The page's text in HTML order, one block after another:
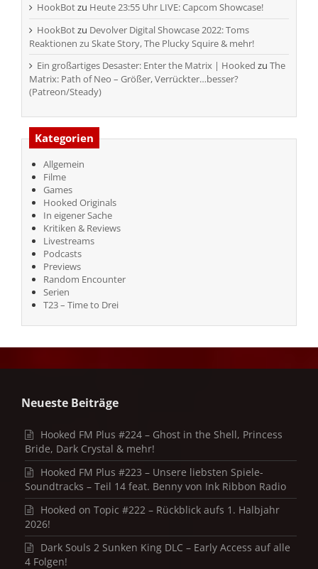
HookBotzu Heute 23:55 Uhr LIVE: Capcom Showcase!
HookBotzu Devolver Digital Showcase 2022: Toms
Reaktionen zu Skate Story, The Plucky Squire & mehr!
Ein großartiges Desaster: Enter the Matrix | Hooked zu The
Matrix: Path of Neo – Größer, Verrückter…besser?
(Patreon/Steady)
Kategorien
Allgemein
Filme
Games
Hooked Originals
In eigener Sache
Kritiken & Reviews
Livestreams
Podcasts
Previews
Random Encounter
Serien
T23 – Time to Drei
Neueste Beiträge
Hooked FM Plus #224 – Ghost in the Shell, Princess
Bride, Dark Crystal & mehr!
Hooked FM Plus #223 – Unsere liebsten Spiele-
Soundtracks – Teil 14 feat. Benny von Ink Ribbon Radio
Hooked on Topic #222 – Rückblick aufs 1. Halbjahr
2026!
Dark Souls 2 Sunken King DLC – Early Access auf alle
4 Folgen!